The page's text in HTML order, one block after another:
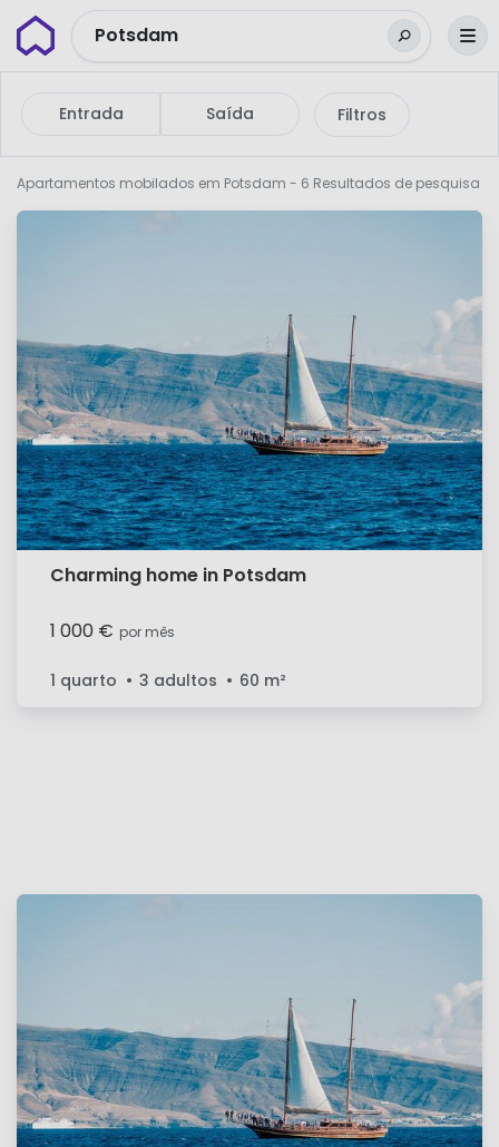
WunderflatsPotsdam
Entrada Saída Filtros
Apartamentos mobilados em Potsdam - 6 Resultados de pesquisa
Charming home in Potsdam
1 000 € por mês
1 quarto 3 adultos 60 m²